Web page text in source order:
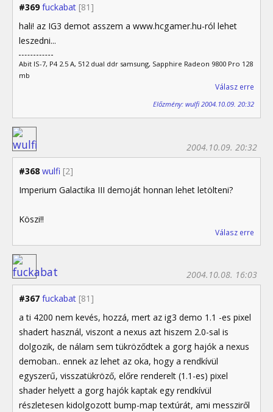
#369 fuckabat [81]
hali! az IG3 demot asszem a www.hcgamer.hu-ról lehet
leszedni...
Abit IS-7, P4 2.5 A, 512 dual ddr samsung, Sapphire Radeon 9800 Pro 128
mb
Válasz erre
Előzmény: wulfi 2004.10.09. 20:32
#368 wulfi [2]
2004.10.09. 20:32
Imperium Galactika III demoját honnan lehet letölteni?
Köszi!!
Válasz erre
#367 fuckabat [81]
2004.10.08. 16:03
a ti 4200 nem kevés, hozzá, mert az ig3 demo 1.1 -es pixel
shadert használ, viszont a nexus azt hiszem 2.0-sal is
dolgozik, de nálam sem tükröződtek a gorg hajók a nexus
demoban.. ennek az lehet az oka, hogy a rendkívül
egyszerű, visszatükröző, előre renderelt (1.1-es) pixel
shader helyett a gorg hajók kaptak egy rendkívül
részletesen kidolgozott bump-map textúrát, ami messziről